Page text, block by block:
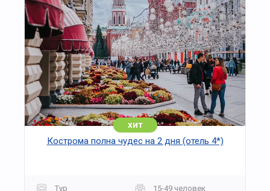
хит
Кострома полна чудес на 2 дня (отель 4*)
Тур 15-49 человек